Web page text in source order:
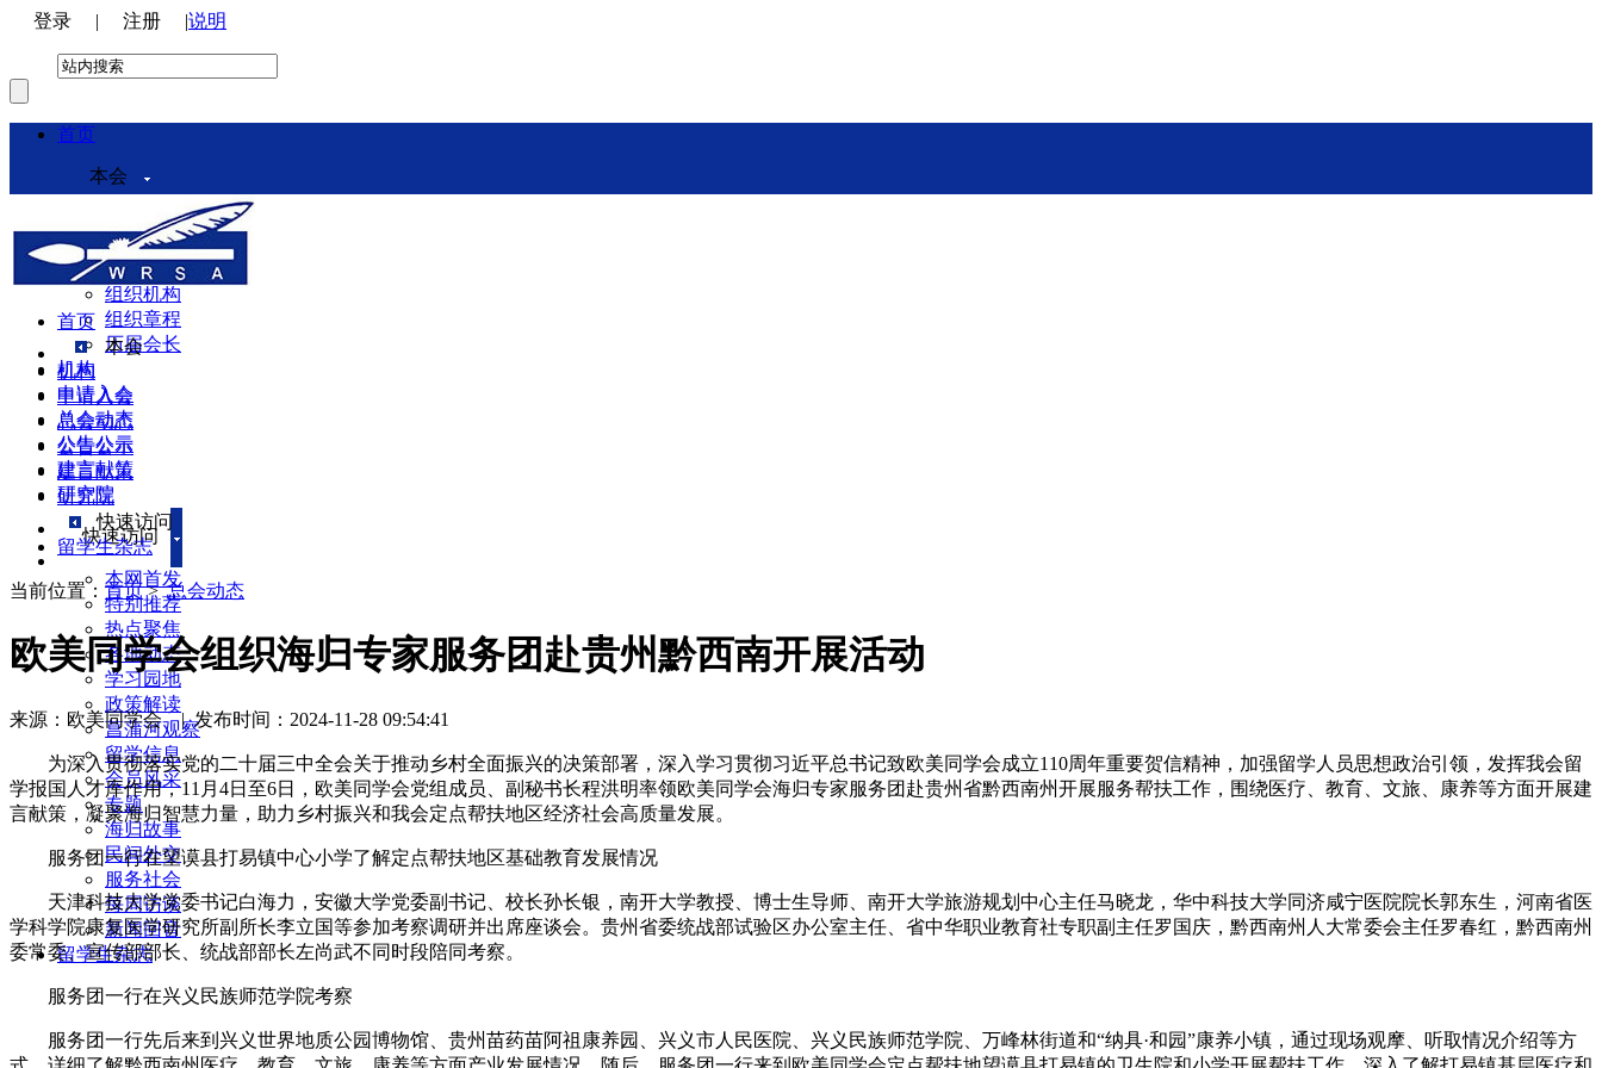
登录 | 注册 |说明
首页
本会
本会介绍
领导机构
理事会
组织机构
组织章程
历届会长
机构
申请入会
总会动态
公告公示
建言献策
研究院
快速访问
本网首发
特别推荐
热点聚焦
各地动态
学习园地
政策解读
菖蒲河观察
留学信息
会员风采
专题
海归故事
民间外交
服务社会
每周访谈
新闻回音
留学生杂志
首页
本会
机构
申请入会
总会动态
公告公示
建言献策
研究院
快速访问
留学生杂志
当前位置： 首页>总会动态
欧美同学会组织海归专家服务团赴贵州黔西南开展活动
来源：欧美同学会 |发布时间：2024-11-28 09:54:41
为深入贯彻落实党的二十届三中全会关于推动乡村全面振兴的决策部署，深入学习贯彻习近平总书记致欧美同学会成立110周年重要贺信精神，加强留学人员思想政治引领，发挥我会留
学报国人才库作用，11月4日至6日，欧美同学会党组成员、副秘书长程洪明率领欧美同学会海归专家服务团赴贵州省黔西南州开展服务帮扶工作，围绕医疗、教育、文旅、康养等方面开展建
言献策，凝聚海归智慧力量，助力乡村振兴和我会定点帮扶地区经济社会高质量发展。
服务团一行在望谟县打易镇中心小学了解定点帮扶地区基础教育发展情况
天津科技大学党委书记白海力，安徽大学党委副书记、校长孙长银，南开大学教授、博士生导师、南开大学旅游规划中心主任马晓龙，华中科技大学同济咸宁医院院长郭东生，河南省医
学科学院康复医学研究所副所长李立国等参加考察调研并出席座谈会。贵州省委统战部试验区办公室主任、省中华职业教育社专职副主任罗国庆，黔西南州人大常委会主任罗春红，黔西南州
委常委、宣传部部长、统战部部长左尚武不同时段陪同考察。
服务团一行在兴义民族师范学院考察
服务团一行先后来到兴义世界地质公园博物馆、贵州苗药苗阿祖康养园、兴义市人民医院、兴义民族师范学院、万峰林街道和“纳具·和园”康养小镇，通过现场观摩、听取情况介绍等方